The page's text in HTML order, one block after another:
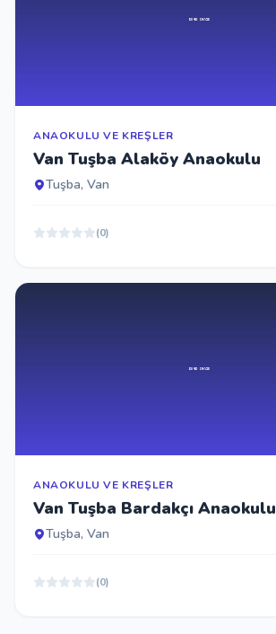
ANAOKULU VE KREŞLER
Van Tuşba Alaköy Anaokulu
Tuşba, Van
(0)
ANAOKULU VE KREŞLER
Van Tuşba Bardakçı Anaokulu
Tuşba, Van
(0)